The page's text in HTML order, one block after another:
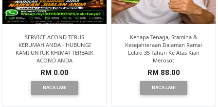
SERVICE ACOND TERUS
KERUMAH ANDA - HUBUNGI
KAMI UNTUK KHIMAT TERBAIK
ACOND ANDA
RM 0.00
BACA LAGI
Kenapa Tenaga, Stamina &
Kesejahteraan Dalaman Ramai
Lelaki 35 Tahun Ke Atas Kian
Merosot
RM 88.00
BACA LAGI